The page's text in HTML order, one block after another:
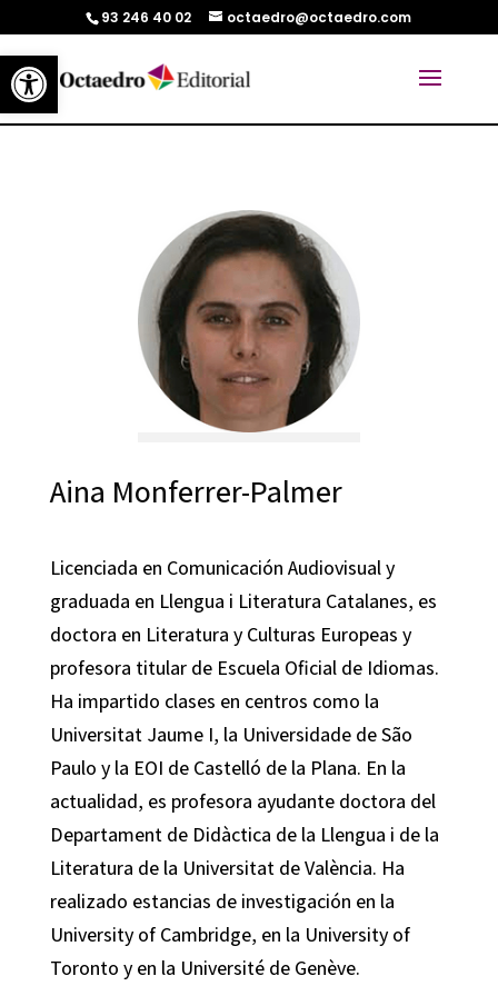
Abrir barra de herramientas
93 246 40 02 octaedro@octaedro.com
Aina Monferrer-Palmer
Licenciada en Comunicación Audiovisual y
graduada en Llengua i Literatura Catalanes, es
doctora en Literatura y Culturas Europeas y
profesora titular de Escuela Oficial de Idiomas.
Ha impartido clases en centros como la
Universitat Jaume I, la Universidade de São
Paulo y la EOI de Castelló de la Plana. En la
actualidad, es profesora ayudante doctora del
Departament de Didàctica de la Llengua i de la
Literatura de la Universitat de València. Ha
realizado estancias de investigación en la
University of Cambridge, en la University of
Toronto y en la Université de Genève.